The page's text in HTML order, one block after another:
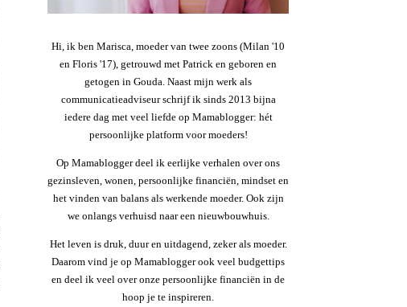
Hi, ik ben Marisca, moeder van twee zoons (Milan '10
en Floris '17), getrouwd met Patrick en geboren en
getogen in Gouda. Naast mijn werk als
communicatieadviseur schrijf ik sinds 2013 bijna
iedere dag met veel liefde op Mamablogger: hét
persoonlijke platform voor moeders!
Op Mamablogger deel ik eerlijke verhalen over ons
gezinsleven, wonen, persoonlijke financiën, mindset en
het vinden van balans als werkende moeder. Ook zijn
we onlangs verhuisd naar een nieuwbouwhuis.
Het leven is druk, duur en uitdagend, zeker als moeder.
Daarom vind je op Mamablogger ook veel budgettips
en deel ik veel over onze persoonlijke financiën in de
hoop je te inspireren.